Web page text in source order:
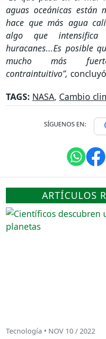
aguas oceánicas están
hace que más agua
algo que
huracanes...Es posible
mucho más
contraintuitivo”,
TAGS: NASA, Cambio
SÍGUENOS EN:
ARTÍCULOS
Tecnología • NOV 10 / 2022